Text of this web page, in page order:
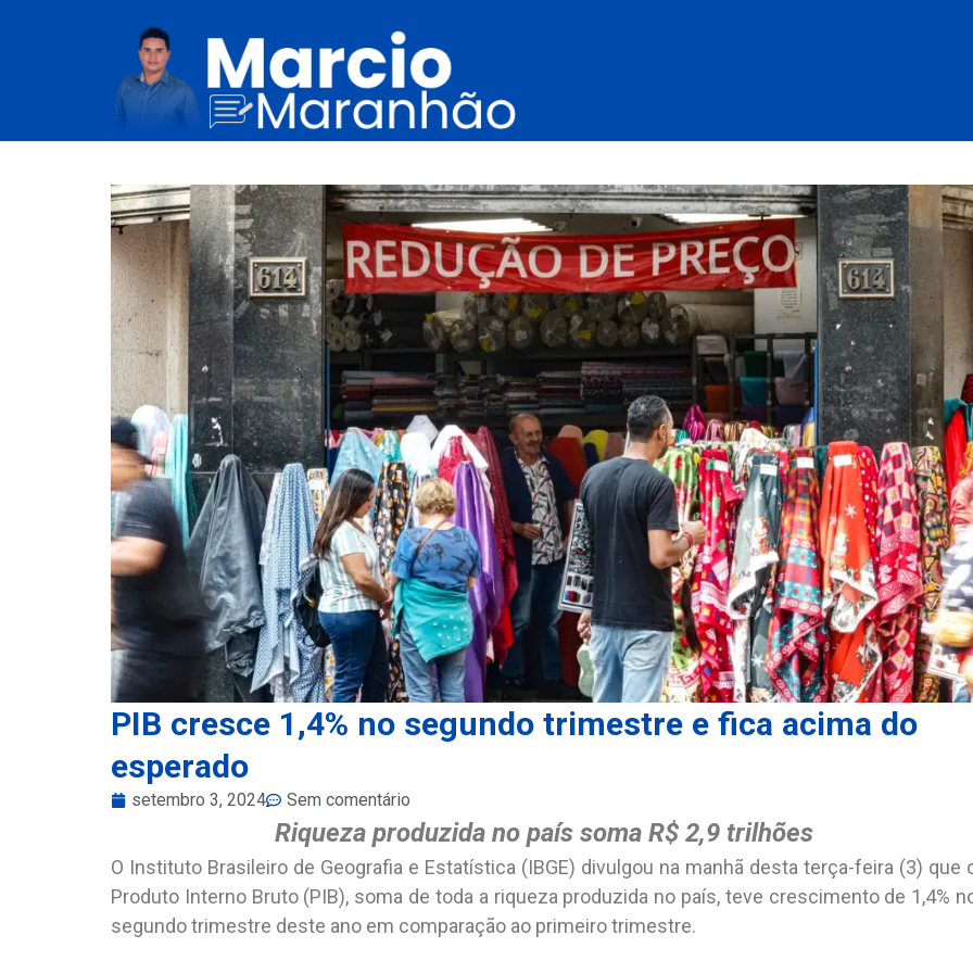
PIB cresce 1,4% no segundo trimestre e fica acima do
esperado
setembro 3, 2024 Sem comentário
Riqueza produzida no país soma R$ 2,9 trilhões
O Instituto Brasileiro de Geografia e Estatística (IBGE) divulgou na manhã desta terça-feira (3) que
Produto Interno Bruto (PIB), soma de toda a riqueza produzida no país, teve crescimento de 1,4%
segundo trimestre deste ano em comparação ao primeiro trimestre.